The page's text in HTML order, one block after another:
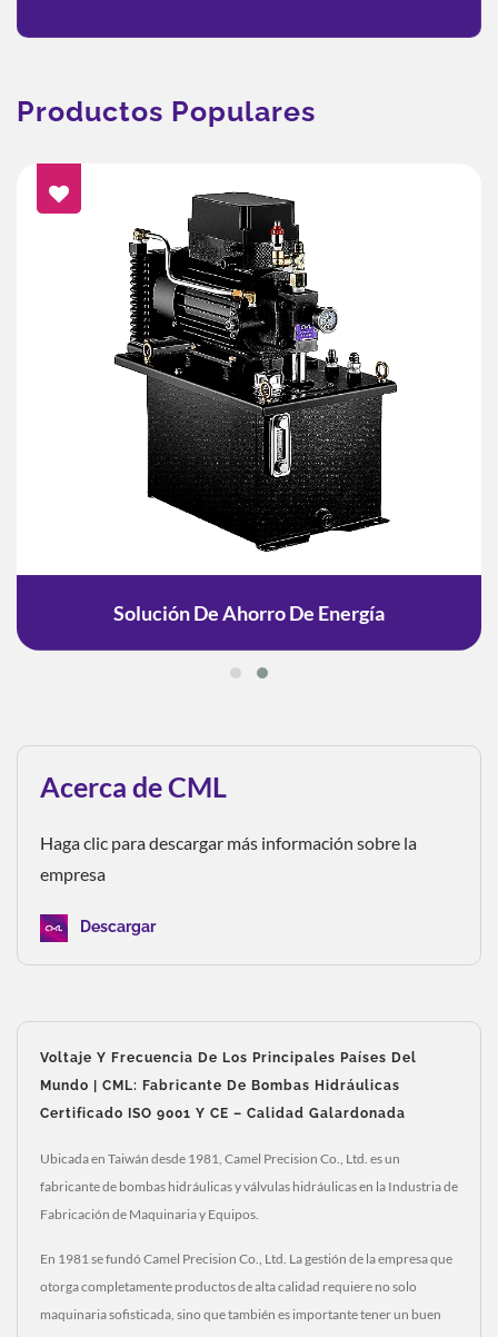
Productos Populares
Solución De Ahorro De Energía
Acerca de CML
Haga clic para descargar más información sobre la
empresa
Descargar
Voltaje Y Frecuencia De Los Principales Países Del
Mundo | CML: Fabricante De Bombas Hidráulicas
Certificado ISO 9001 Y CE – Calidad Galardonada
Ubicada en Taiwán desde 1981, Camel Precision Co., Ltd. es un
fabricante de bombas hidráulicas y válvulas hidráulicas en la Industria de
Fabricación de Maquinaria y Equipos.
En 1981 se fundó Camel Precision Co., Ltd. La gestión de la empresa que
otorga completamente productos de alta calidad requiere no solo
maquinaria sofisticada, sino que también es importante tener un buen